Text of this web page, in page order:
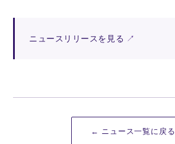
ニュースリリースを見る
← ニュース一覧に戻る